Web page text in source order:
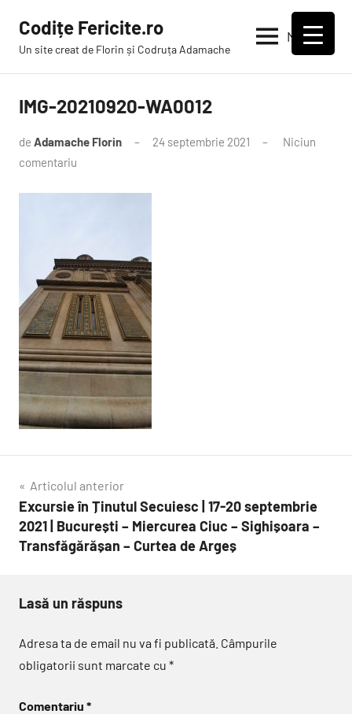
conținut
Codițe Fericite.ro
Un site creat de Florin și Codruța Adamache
Meniu
IMG-20210920-WA0012
de Adamache Florin 24 septembrie 2021
Niciun
comentariu
Navigare
în
articole
Articolul anterior
Excursie în Ținutul Secuiesc | 17-20 septembrie
2021 | București – Miercurea Ciuc – Sighișoara –
Transfăgărășan – Curtea de Argeș
Lasă un răspuns
Adresa ta de email nu va fi publicată. Câmpurile
obligatorii sunt marcate cu *
Comentariu *